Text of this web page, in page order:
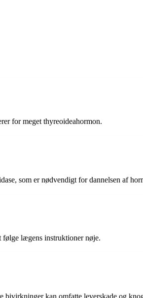
for meget thyreoideahormon.
som er nødvendigt for dannelsen af
følge lægens instruktioner nøje.
kan omfatte leverskade og